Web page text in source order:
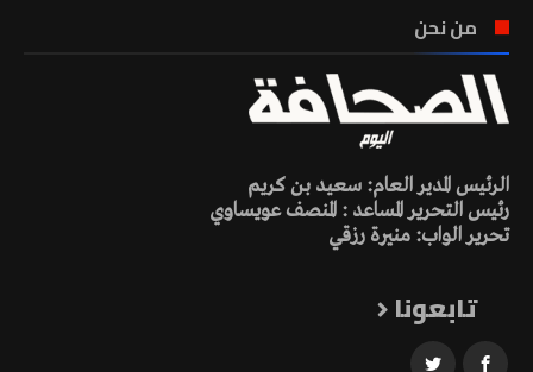
من نحن
الرئيس المدير العام: سعيد بن كريم
رئيس التحرير المساعد : المنصف عويساوي
تحرير الواب: منيرة رزقي
تابعونا